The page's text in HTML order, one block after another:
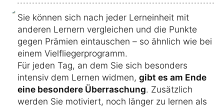
Sie können sich nach jeder Lerneinheit mit
anderen Lernern vergleichen und die Punkte
gegen Prämien eintauschen – so ähnlich wie bei
einem Vielfliegerprogramm.
Für jeden Tag, an dem Sie sich besonders
intensiv dem Lernen widmen, gibt es am Ende
eine besondere Überraschung. Zusätzlich
werden Sie motiviert, noch länger zu lernen als